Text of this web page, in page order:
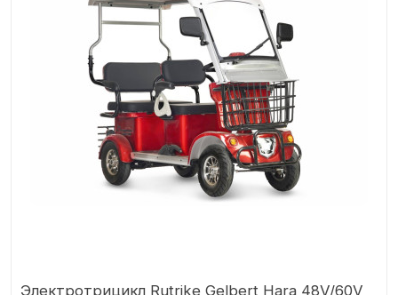
Электротрицикл Rutrike Gelbert Hara 48V/60V